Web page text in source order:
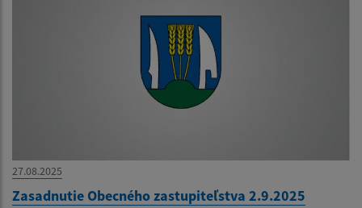
27.08.2025
Zasadnutie Obecného zastupiteľstva 2.9.2025